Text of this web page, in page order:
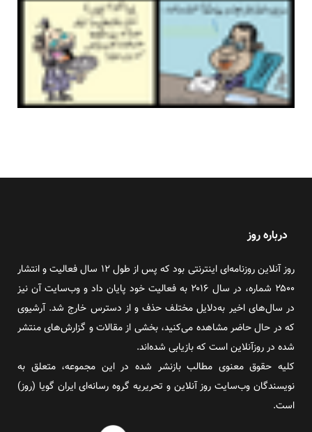
درباره روز
روز آنلاین روزنامه‌ای اینترنتی بود که پس از طول ۱۲ سال فعالیت و انتشار
۲۵۰۰ شماره، در سال ۲۰۱۶ به فعالیت خود پایان داد و وب‌سایت آن نیز
در سال‌های اخیر به‌دلایل مختلف حذف و از دسترس خارج شد. آرشیوی
که در حال حاضر مشاهده می‌کنید، بخشی از مقالات و گزارش‌های منتشر
شده در روزآنلاین است که بازیابی شده‌اند.
کلیه حقوق معنوی مطالب بازنشر شده در این مجموعه، متعلق به
نویسندگان وب‌سایت روز آنلاین و تحریریه گروه رسانه‌ای ایران گویا (روز)
است.